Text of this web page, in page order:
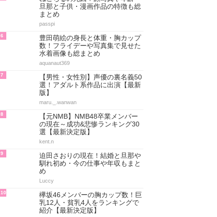
旦那と子供・漫画作品の特徴も総
まとめ
passpi
6
豊田萌絵の身長と体重・胸カップ
数！フライデーや写真集で見せた
水着画像も総まとめ
aquanaut369
7
【男性・女性別】声優の裏名義50
選！アダルト系作品に出演【最新
版】
maru._.wanwan
8
【元NMB】NMB48卒業メンバー
の現在～成功&悲惨ランキング30
選【最新決定版】
kent.n
9
迫田さおりの現在！結婚と旦那や
馴れ初め・今の仕事や年収もまと
め
Luccy
10
欅坂46メンバーの胸カップ数！巨
乳12人・貧乳4人をランキングで
紹介【最新決定版】